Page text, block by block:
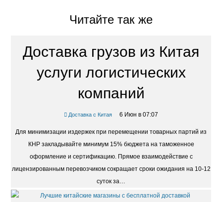
Читайте так же
Доставка грузов из Китая
услуги логистических
компаний
Доставка с Китая 6 Июн в 07:07
Для минимизации издержек при перемещении товарных партий из
КНР закладывайте минимум 15% бюджета на таможенное
оформление и сертификацию. Прямое взаимодействие с
лицензированным перевозчиком сокращает сроки ожидания на 10-12
суток за…